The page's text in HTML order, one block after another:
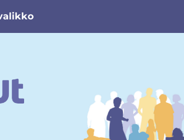
uhrien tuki ry